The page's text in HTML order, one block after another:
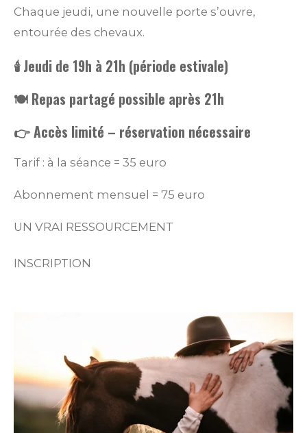
Chaque jeudi, une nouvelle porte s’ouvre,
entourée des chevaux.
🕯️ Jeudi de 19h à 21h (période estivale)
🍽️ Repas partagé possible après 21h
👉 Accès limité – réservation nécessaire
Tarif : à la séance = 35 euro
Abonnement mensuel = 75 euro
UN VRAI RESSOURCEMENT
INSCRIPTION